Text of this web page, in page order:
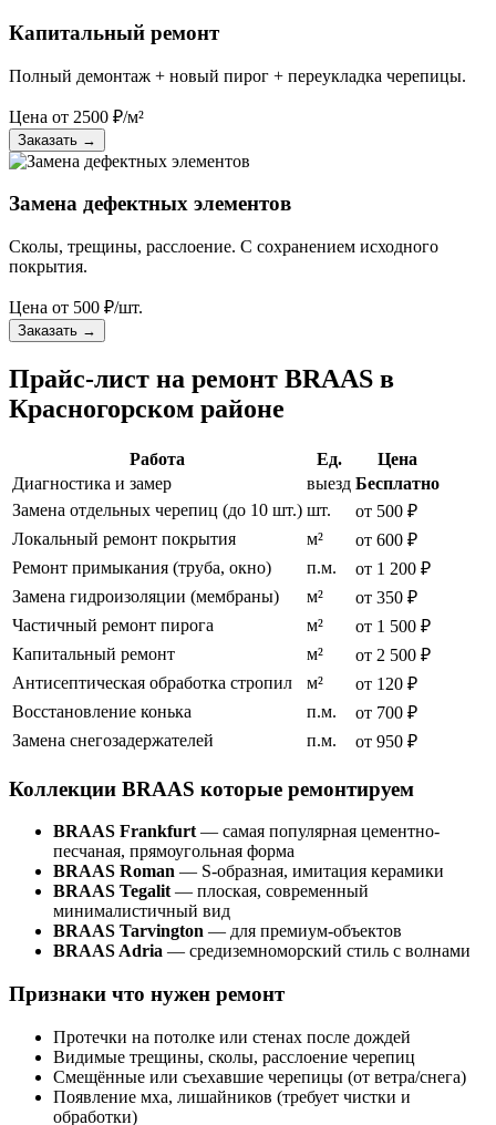
Капитальный ремонт
Полный демонтаж + новый пирог + переукладка черепицы.
Цена от 2500 ₽/м²
Заказать →
Замена дефектных элементов
Сколы, трещины, расслоение. С сохранением исходного
покрытия.
Цена от 500 ₽/шт.
Заказать →
Прайс-лист на ремонт BRAAS в
Красногорском районе
Работа Ед.
Цена
Диагностика и замер
выезд Бесплатно
Замена отдельных черепиц (до 10 шт.) шт.
от 500 ₽
Локальный ремонт покрытия
м²
от 600 ₽
Ремонт примыкания (труба, окно)
п.м.
от 1 200 ₽
Замена гидроизоляции (мембраны)
м²
от 350 ₽
Частичный ремонт пирога
м²
от 1 500 ₽
Капитальный ремонт
м²
от 2 500 ₽
Антисептическая обработка стропил
м²
от 120 ₽
Восстановление конька
п.м.
от 700 ₽
Замена снегозадержателей
п.м. от 950 ₽
Коллекции BRAAS которые ремонтируем
BRAAS Frankfurt — самая популярная цементно-
песчаная, прямоугольная форма
BRAAS Roman — S-образная, имитация керамики
BRAAS Tegalit — плоская, современный
минималистичный вид
BRAAS Tarvington — для премиум-объектов
BRAAS Adria — средиземноморский стиль с волнами
Признаки что нужен ремонт
Протечки на потолке или стенах после дождей
Видимые трещины, сколы, расслоение черепиц
Смещённые или съехавшие черепицы (от ветра/снега)
Появление мха, лишайников (требует чистки и
обработки)